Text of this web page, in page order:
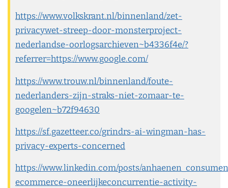
https://www.volkskrant.nl/binnenland/zet-
privacywet-streep-door-monsterproject-
nederlandse-oorlogsarchieven~b4336f4e/?
referrer=https://www.google.com/
https://www.trouw.nl/binnenland/foute-
nederlanders-zijn-straks-niet-zomaar-te-
googelen~b72f94630
https://sf.gazetteer.co/grindrs-ai-wingman-has-
privacy-experts-concerned
https://www.linkedin.com/posts/
ecommerce-oneerlijkeconcurrentie-activity-